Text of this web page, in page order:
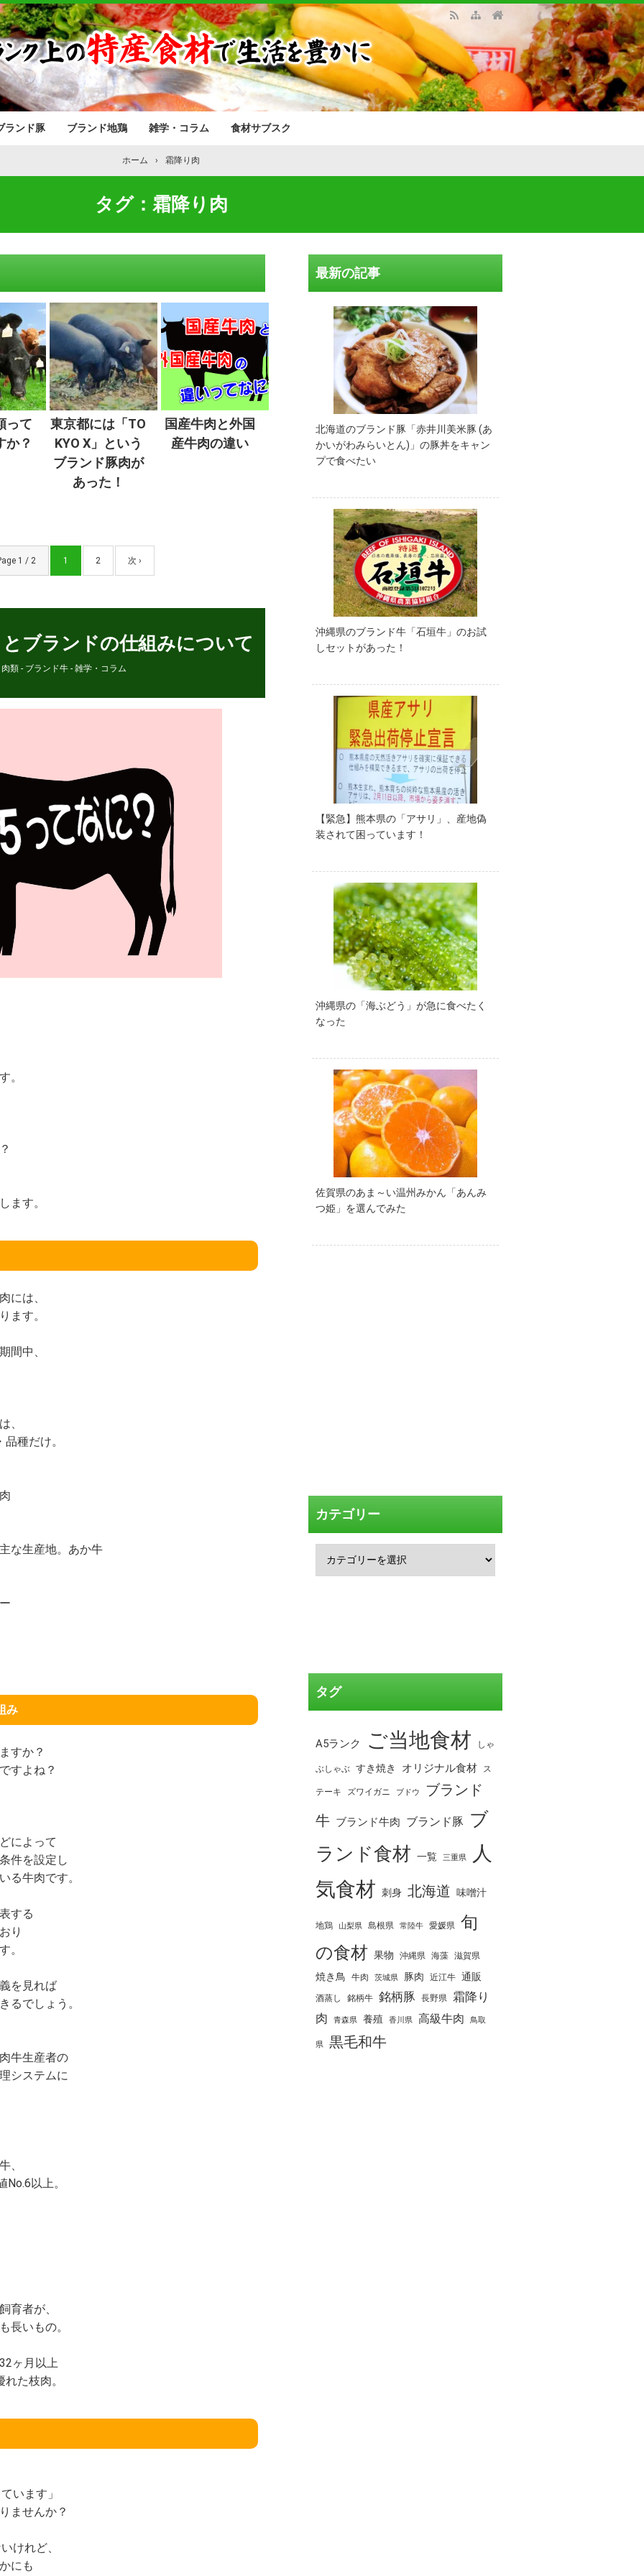
ランド豚 ブランド地鶏 雑学・コラム 食材サブスク
ホーム › 霜降り肉
タグ：霜降り肉
って
か？
東京都には「TO
KYO X」という
ブランド豚肉が
あった！
国産牛肉と外国
産牛肉の違い
1 / 2 1 2 次 ›
ブランドの仕組みについて
類 - ブランド牛 - 雑学・コラム
。
ます。
には、
ます。
間中、
、
種だけ。
生産地。あか牛
み
すか？
すよね？
によって
件を設定し
る牛肉です。
する
り
。
を見れば
るでしょう。
牛生産者の
システムに
、
以上。
育者が、
長いもの。
ヶ月以上
た枝肉。
います」
ませんか？
けれど、
にも
最新の記事
北海道のブランド豚「赤井川美米豚 (あ
かいがわみらいとん)」の豚丼をキャン
プで食べたい
沖縄県のブランド牛「石垣牛」のお試
しセットがあった！
【緊急】熊本県の「アサリ」、産地偽
装されて困っています！
沖縄県の「海ぶどう」が急に食べたく
なった
佐賀県のあま～い温州みかん「あんみ
つ姫」を選んでみた
カテゴリー
タグ
A5ランク ご当地食材 しゃ
ぶしゃぶ すき焼き オリジナル食材 ス
テーキ ズワイガニ ブドウ
ブランド
牛 ブランド牛肉 ブランド豚 ブ
ランド食材 一覧 三重県
人
気食材 刺身 北海道 味噌汁
地鶏 山梨県 島根県 常陸牛 愛媛県 旬
の食材 果物 沖縄県 海藻 滋賀県
焼き鳥 牛肉 茨城県 豚肉 近江牛 通販
酒蒸し 銘柄牛 銘柄豚 長野県 霜降り
肉
青森県 養殖 香川県 高級牛肉 鳥取
県 黒毛和牛